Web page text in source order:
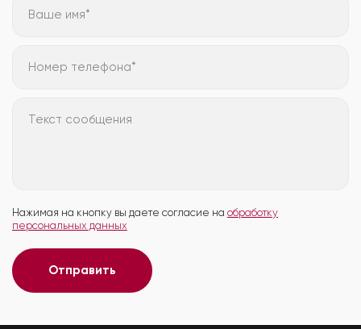
Ваше имя*
Номер телефона*
Текст сообщения
Нажимая на кнопку вы даете согласие на обработку
персональных данных
Отправить